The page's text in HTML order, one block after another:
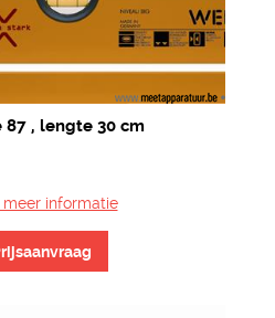
87 , lengte 30 cm
meer informatie